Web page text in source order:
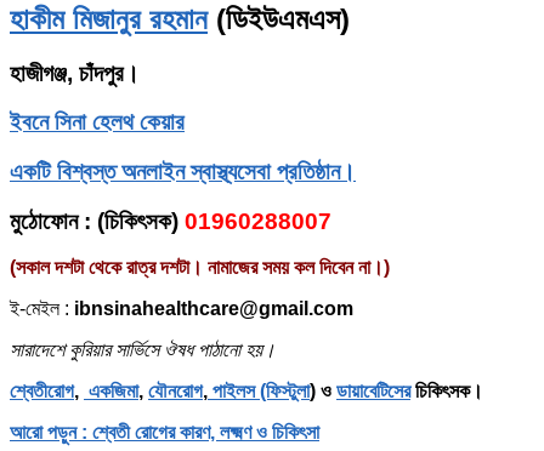
হাকীম মিজানুর রহমান(ডিইউএমএস)
হাজীগঞ্জ, চাঁদপুর।
ইবনে সিনা হেলথ কেয়ার
একটি বিশ্বস্ত অনলাইন স্বাস্থ্যসেবা প্রতিষ্ঠান।
মুঠোফোন: (চিকিৎসক) 01960288007
(সকাল দশটা থেকে রাত্র দশটা। নামাজের সময় কল দিবেন না।)
ই-মেইল : ibnsinahealthcare@gmail.com
সারাদেশে কুরিয়ার সার্ভিসে ঔষধ পাঠানো হয়।
শ্বেতীরোগ, একজিমা, যৌনরোগ, পাইলস (ফিস্টুলা) ও ডায়াবেটিসেরচিকিৎসক।
আরো পড়ুন : শ্বেতী রোগের কারণ, লক্ষ্মণ ও চিকিৎসা